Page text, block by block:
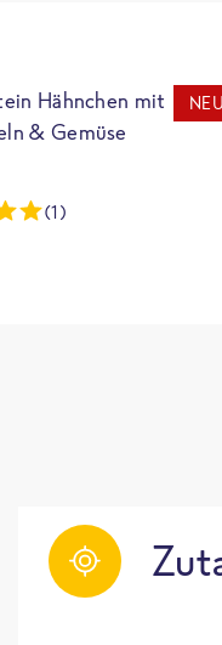
Hähnchen mit
& Gemüse
NEU
(1)